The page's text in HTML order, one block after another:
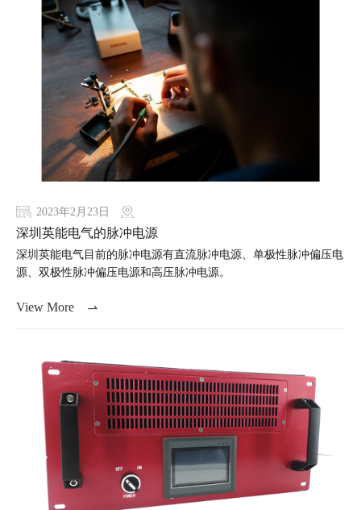
2023年2月23日
深圳英能电气的脉冲电源
深圳英能电气目前的脉冲电源有直流脉冲电源、单极性脉冲偏压电
源、双极性脉冲偏压电源和高压脉冲电源。
View More